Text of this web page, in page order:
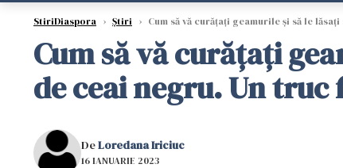
StiriDiaspora › Știri › Cum să vă curățați geamurile și să le
Cum să vă curățați
de ceai negru. Un truc
DeLoredana Iriciuc
16 IANUARIE 2023